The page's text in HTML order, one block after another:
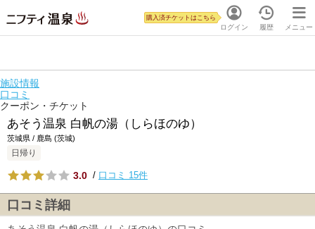
ログイン
購入済チケットはこちら
履歴 メニュー
施設情報
口コミ
クーポン・チケット
あそう温泉 白帆の湯（しらほのゆ）
茨城県 / 鹿島 (茨城)
日帰り
3.0 / 口コミ 15件
口コミ詳細